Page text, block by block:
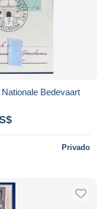
Bedevaart
Privado